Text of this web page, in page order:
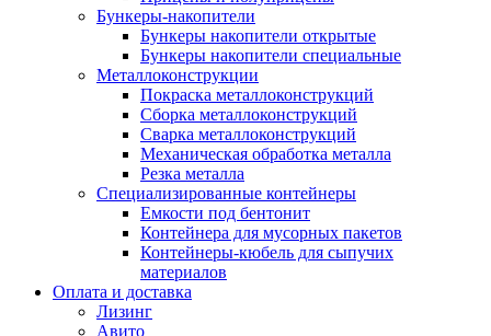
Бункеры-накопители
Бункеры накопители открытые
Бункеры накопители специальные
Металлоконструкции
Покраска металлоконструкций
Сборка металлоконструкций
Сварка металлоконструкций
Механическая обработка металла
Резка металла
Специализированные контейнеры
Емкости под бентонит
Контейнера для мусорных пакетов
Контейнеры-кюбель для сыпучих
материалов
Оплата и доставка
Лизинг
Авито